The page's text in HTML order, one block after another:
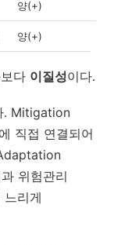
양(+)
양(+)
다 이질성이다.
. Mitigation
직접 연결되어
위험관리
리게